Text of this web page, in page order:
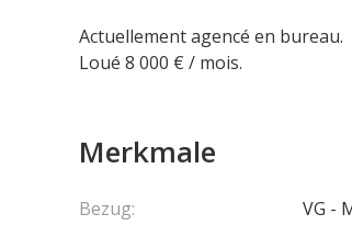
Actuellement agencé en bureau.
Loué 8 000 € / mois.
Merkmale
Bezug:
VG -